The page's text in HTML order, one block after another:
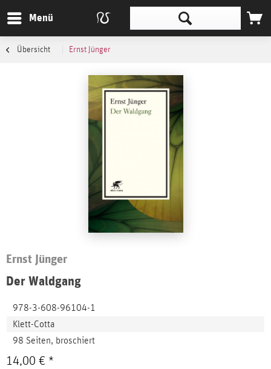
Menü
Übersicht Ernst Jünger
Ernst Jünger
Der Waldgang
978-3-608-96104-1
Klett-Cotta
98 Seiten, broschiert
14,00 € *